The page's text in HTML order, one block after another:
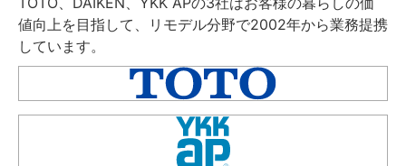
値向上を目指して、リモデル分野で2002年から業務提携
しています。